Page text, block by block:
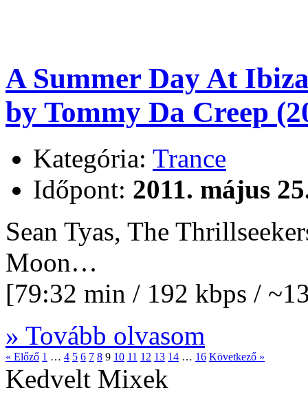
A Summer Day At
by Tommy Da Creep
Kategória: Trance
Időpont: 2011. május
Sean Tyas, The
Moon…
[79:32 min / 192 kbps /
» Tovább olvasom
« Előző 1 … 4 5 6 7 8 9 10 11 12 13 14 … 16 Következő »
Kedvelt Mixek